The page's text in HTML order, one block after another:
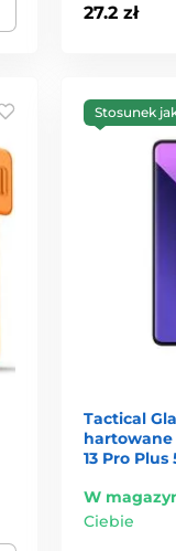
27.2 zł
Stosunek
Tactical
hartowane
13 Pro Plus
W
Ciebie